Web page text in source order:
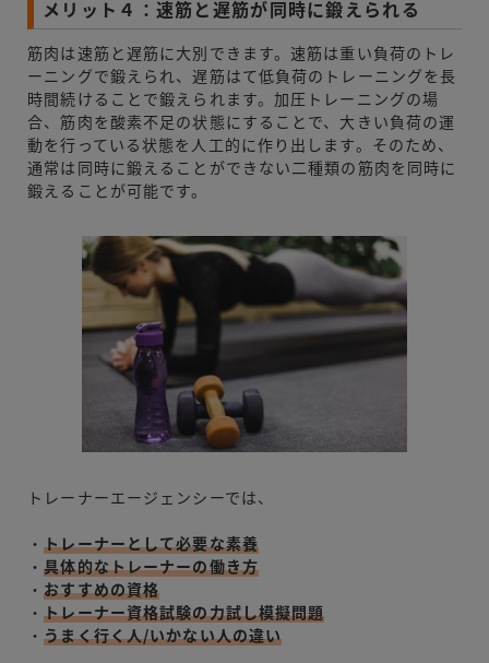
メリット４：速筋と遅筋が同時に鍛えられる
筋肉は速筋と遅筋に大別できます。速筋は重い負荷のトレ
ーニングで鍛えられ、遅筋はて低負荷のトレーニングを長
時間続けることで鍛えられます。加圧トレーニングの場
合、筋肉を酸素不足の状態にすることで、大きい負荷の運
動を行っている状態を人工的に作り出します。そのため、
通常は同時に鍛えることができない二種類の筋肉を同時に
鍛えることが可能です。
トレーナーエージェンシーでは、
・トレーナーとして必要な素養
・具体的なトレーナーの働き方
・おすすめの資格
・トレーナー資格試験の力試し模擬問題
・うまく行く人/いかない人の違い